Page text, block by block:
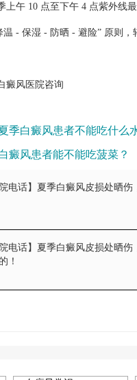
午 10 点至下午 4 点紫外线
- 保湿 - 防晒 - 避险” 原则，
癜风医院咨询
季白癜风患者不能吃什么
癜风患者能不能吃菠菜？
电话】夏季白癜风皮损处晒伤
电话】夏季白癜风皮损处晒伤
！